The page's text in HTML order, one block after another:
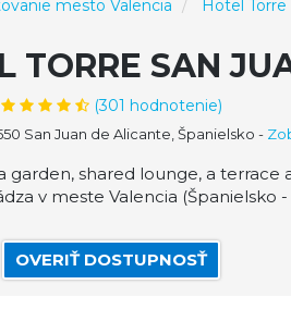
mesto Valencia Hotel Torre
TORRE SAN
(301 hodnotenie)
San Juan de Alicante, Španielsko -
shared lounge, a
v meste Valencia (Španielsko
OVERIŤ DOSTUPNOSŤ